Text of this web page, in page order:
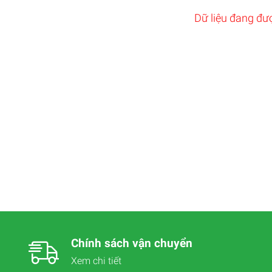
Dữ liệu đang
Chính sách vận chuyển
Xem chi tiết